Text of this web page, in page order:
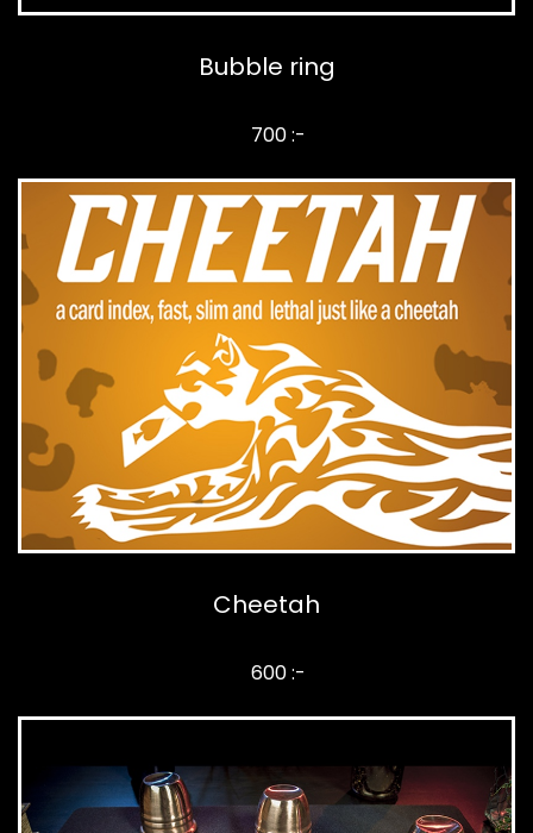
Bubble ring
700 :-
Cheetah
600 :-